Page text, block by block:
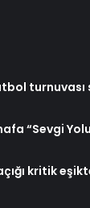
turnuvası
“Sevgi
kritik